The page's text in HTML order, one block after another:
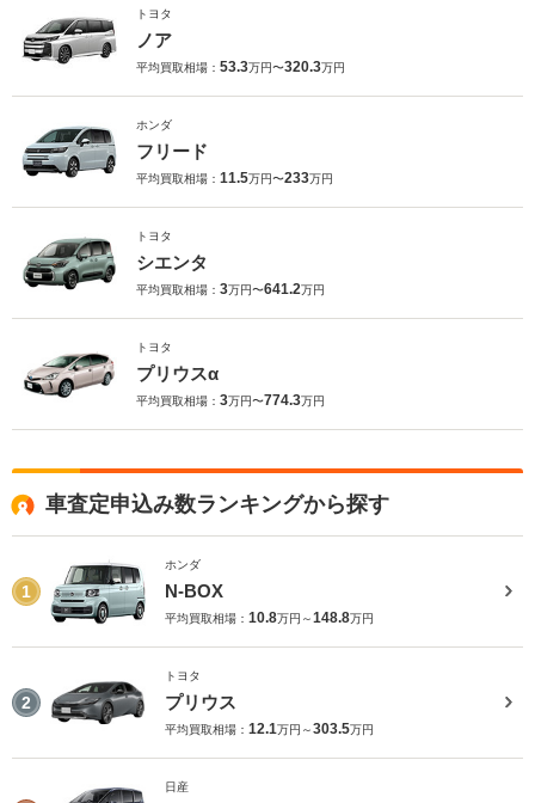
トヨタ
ノア
平均買取相場： 53.3万円〜320.3万円
ホンダ
フリード
平均買取相場： 11.5万円〜233万円
トヨタ
シエンタ
平均買取相場： 3万円〜641.2万円
トヨタ
プリウスα
平均買取相場： 3万円〜774.3万円
車査定申込み数ランキングから探す
1
ホンダ
N-BOX
平均買取相場： 10.8万円～148.8万円
2
トヨタ
プリウス
平均買取相場： 12.1万円～303.5万円
日産